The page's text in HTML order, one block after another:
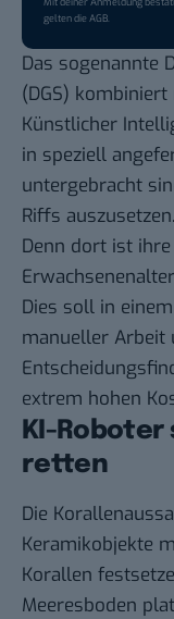
gelten dieAGB.
Das sogenannte
(DGS)
Künstlicher
in speziell
untergebracht
Riffs auszusetzen.
Denn dort ist
Dies soll in
manueller Arbeit
extrem hohen
KI-
retten
Die
Keramikobjekte
Korallen
Meeresboden